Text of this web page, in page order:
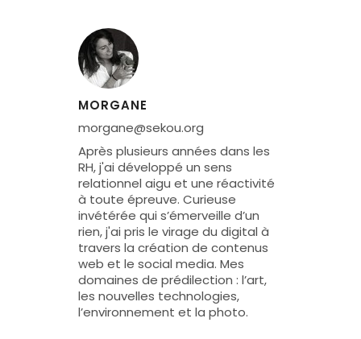
MORGANE
morgane@sekou.org
Après plusieurs années dans les
RH, j'ai développé un sens
relationnel aigu et une réactivité
à toute épreuve. Curieuse
invétérée qui s’émerveille d’un
rien, j'ai pris le virage du digital à
travers la création de contenus
web et le social media. Mes
domaines de prédilection : l’art,
les nouvelles technologies,
l’environnement et la photo.